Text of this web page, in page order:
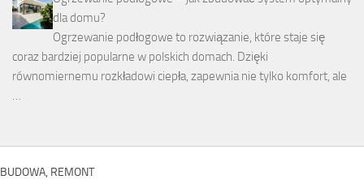
dla domu?
Ogrzewanie podłogowe to rozwiązanie, które staje się
coraz bardziej popularne w polskich domach. Dzięki
równomiernemu rozkładowi ciepła, zapewnia nie tylko komfort, ale
…
BUDOWA, REMONT